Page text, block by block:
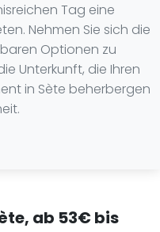
Tag eine
Nehmen Sie sich die
Optionen zu
Unterkunft, die Ihren
in Sète beherbergen
ab 53€ bis